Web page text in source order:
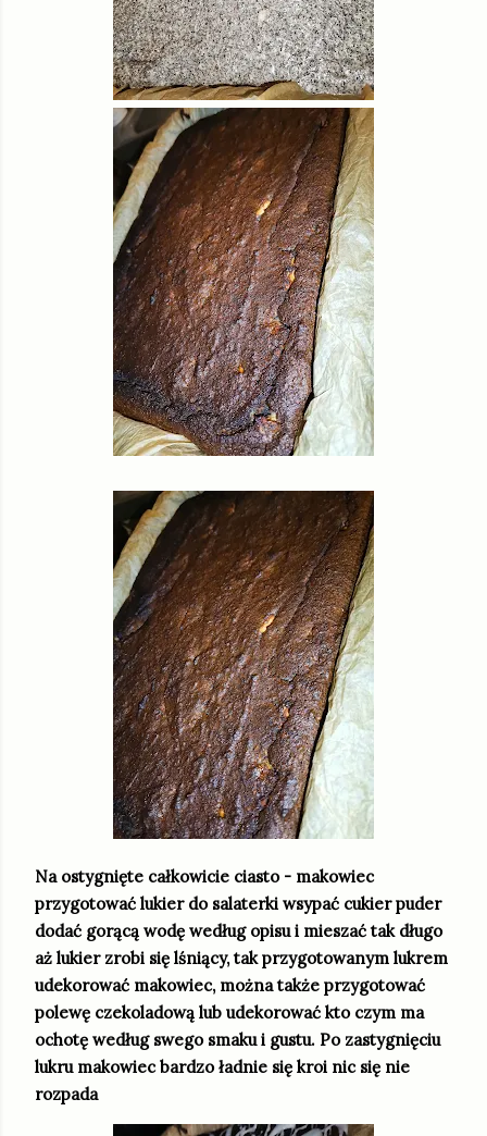
Na ostygnięte całkowicie ciasto - makowiec
przygotować lukier do salaterki wsypać cukier puder
dodać gorącą wodę według opisu i mieszać tak długo
aż lukier zrobi się lśniący, tak przygotowanym lukrem
udekorować makowiec, można także przygotować
polewę czekoladową lub udekorować kto czym ma
ochotę według swego smaku i gustu. Po zastygnięciu
lukru makowiec bardzo ładnie się kroi nic się nie
rozpada